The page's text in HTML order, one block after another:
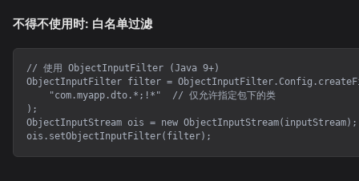
不得不使用时: 白名单过滤
// 使用 ObjectInputFilter (Java 9+)
ObjectInputFilter filter =
    "com.myapp.dto.*;!*"  // 仅允许指定包下的类
);
ObjectInputStream ois = new ObjectInputStream(inputStream);
ois.setObjectInputFilter(filter);